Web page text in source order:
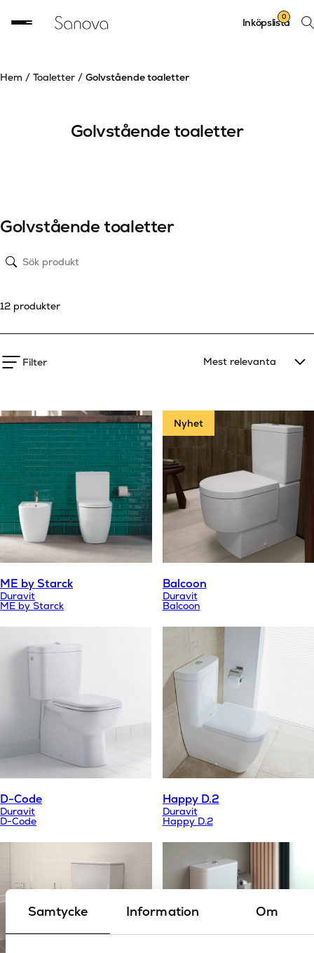
Samtycke Information Om
Sök
Inköpslista
0
Hem / Toaletter / Golvstående toaletter
Golvstående toaletter
Golvstående toaletter
12 produkter
Filter
ME by Starck
Duravit
ME by Starck
Nyhet
Balcoon
Duravit
Balcoon
D-Code
Duravit
D-Code
Happy D.2
Duravit
Happy D.2